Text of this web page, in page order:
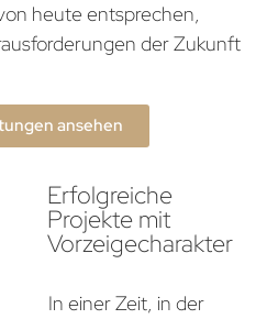
heute entsprechen,
der Zukunft
ansehen
Erfolgreiche
Projekte mit
Vorzeigecharakter
In einer Zeit, in der